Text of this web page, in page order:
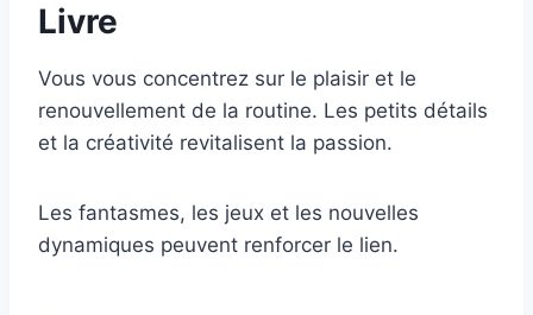
Livre
Vous vous concentrez sur le plaisir et le
renouvellement de la routine. Les petits détails
et la créativité revitalisent la passion.
Les fantasmes, les jeux et les nouvelles
dynamiques peuvent renforcer le lien.